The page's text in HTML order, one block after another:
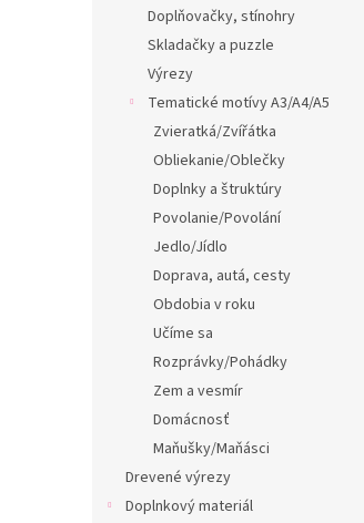
Doplňovačky, stínohry
Skladačky a puzzle
Výrezy
Tematické motívy A3/A4/A5
Zvieratká/Zvířátka
Obliekanie/Oblečky
Doplnky a štruktúry
Povolanie/Povolání
Jedlo/Jídlo
Doprava, autá, cesty
Obdobia v roku
Učíme sa
Rozprávky/Pohádky
Zem a vesmír
Domácnosť
Maňušky/Maňásci
Drevené výrezy
Doplnkový materiál